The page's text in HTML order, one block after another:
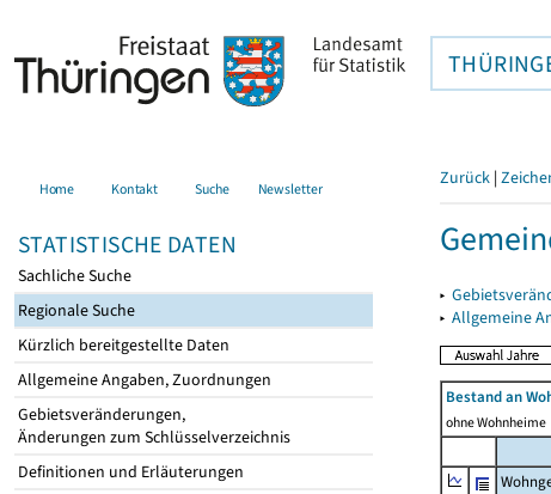
Home Kontakt Suche Newsletter
STATISTISCHE DATEN
Sachliche Suche
Regionale Suche
Kürzlich bereitgestellte Daten
Allgemeine Angaben, Zuordnungen
Gebietsveränderungen,
Änderungen zum Schlüsselverzeichnis
Definitionen und Erläuterungen
Zurück |
▸
▸ Allgemeine
Bestand an
ohne Wohnheime